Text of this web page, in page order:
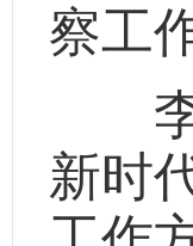
察工
李
新时